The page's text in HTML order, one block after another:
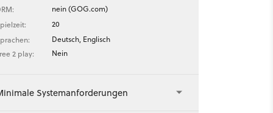
nein (GOG.com)
20
Deutsch, Englisch
2 play:
Nein
Systemanforderungen